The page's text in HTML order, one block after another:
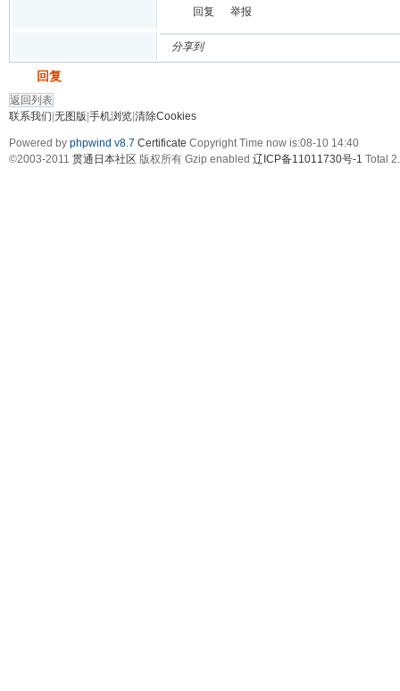
回复 举报
分享到
回复
返回列表
联系我们 无图版 手机浏览 清除Cookies
Powered by phpwind v8.7 Certificate Copyright Time now is:08-10 14:40
©2003-2011 贯通日本社区 版权所有 Gzip enabled 辽ICP备11011730号-1 Total